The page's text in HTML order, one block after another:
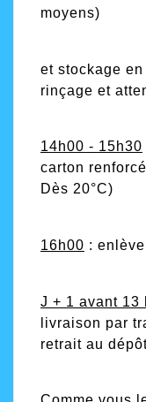
moyens)
et stockage
rinçage et
14h00 - 15h30
carton
Dès 20°C)
16h00 :
J + 1 avant 13
livraison par
retrait au